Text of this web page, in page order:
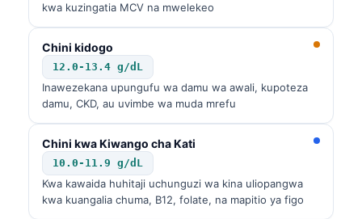
kwa kuzingatia MCV na mwelekeo
Chini kidogo
12.0-13.4 g/dL
Inawezekana upungufu wa damu wa awali, kupoteza
damu, CKD, au uvimbe wa muda mrefu
Chini kwa Kiwango cha Kati
10.0-11.9 g/dL
Kwa kawaida huhitaji uchunguzi wa kina uliopangwa
kwa kuangalia chuma, B12, folate, na mapitio ya figo